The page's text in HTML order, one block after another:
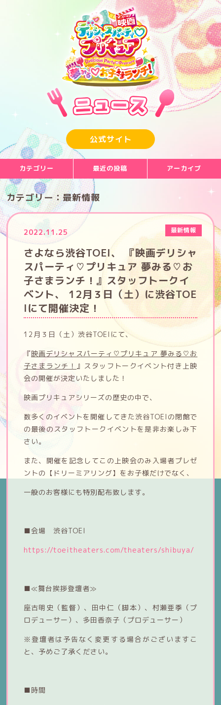
公式サイト
カテゴリー
最新情報
イベント
タイアップ
最近の投稿
さよなら渋谷TOEI、 『映画デリシャスパーティ♡プリキュア
夢みる♡お子さまランチ！』スタッフトークイベント、 12月３
日（土）に渋谷TOEIにて開催決定！
Blu-ray＆DVDが早くも2023年1月25日に発売決定
「映画デリシャスパーティ♡プリキュア 夢みる♡お子さまラン
チ！」フィルムコミック発売決定！
第2弾入場者プレゼント、10月15日（土）より配布決定！
「ふわふわカチューシャ付きドリーミア♡コンボセット」発売
山本ゆりさん考案「夢みる♡お子さまランチ」レシピを公開！
映画公開記念！9/23～ローソンにてプリキュアオリジナルグッ
映画公開記念！オリジナルLINEスタンプが発売開始！
ナムコとコラボ企画！映画を観てナムコ限定「コースター」を
もらおう！
映画公開記念！特別番組の生配信が決定しました！
アーカイブ
2022年11月
2022年9月
2022年8月
2022年7月
カテゴリー：最新情報
2022.11.25 最新情報
さよなら渋谷TOEI、 『映画デリシャ
スパーティ♡プリキュア 夢みる♡お
子さまランチ！』スタッフトークイ
ベント、 12月３日（土）に渋谷TOE
Iにて開催決定！
12月３日（土）渋谷TOEIにて、
『映画デリシャスパーティ♡プリキュア 夢みる♡お
子さまランチ！ 』スタッフトークイベント付き上映
会の開催が決定いたしました！
映画プリキュアシリーズの歴史の中で、
数多くのイベントを開催してきた渋谷TOEIの閉館で
の最後のスタッフトークイベントを是非お楽しみ下
さい。
また、開催を記念してこの上映会のみ入場者プレゼ
ントの【ドリーミアリング】をお子様だけでなく、
一般のお客様にも特別配布致します。
■会場 渋谷TOEI
https://toeitheaters.com/theaters/shibuya/
■≪舞台挨拶登壇者≫
座古明史（監督）、田中仁（脚本）、村瀬亜季（プ
ロデューサー）、多田香奈子（プロデューサー）
※登壇者は予告なく変更する場合がございますこ
と、予めご了承ください。
■時間